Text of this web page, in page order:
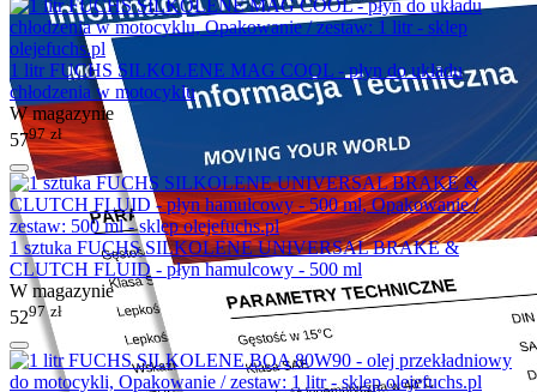
1 litr FUCHS SILKOLENE MAG COOL - płyn do układu
chłodzenia w motocyklu
W magazynie
5797 zł
1 sztuka FUCHS SILKOLENE UNIVERSAL BRAKE &
CLUTCH FLUID - płyn hamulcowy - 500 ml
W magazynie
5297 zł